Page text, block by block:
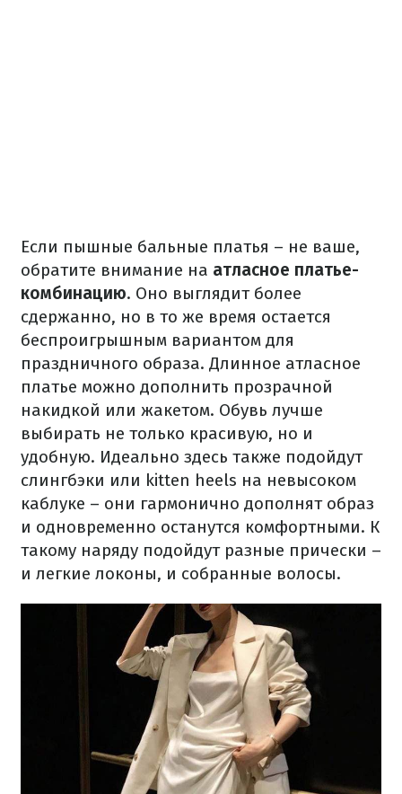
Если пышные бальные платья – не ваше,
обратите внимание на атласное платье-
комбинацию. Оно выглядит более
сдержанно, но в то же время остается
беспроигрышным вариантом для
праздничного образа. Длинное атласное
платье можно дополнить прозрачной
накидкой или жакетом. Обувь лучше
выбирать не только красивую, но и
удобную. Идеально здесь также подойдут
слингбэки или kitten heels на невысоком
каблуке – они гармонично дополнят образ
и одновременно останутся комфортными. К
такому наряду подойдут разные прически –
и легкие локоны, и собранные волосы.